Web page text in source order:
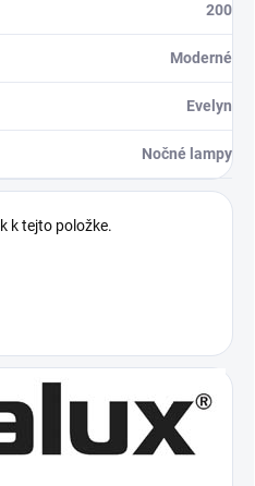
200
Moderné
Evelyn
Nočné lampy
k tejto položke.